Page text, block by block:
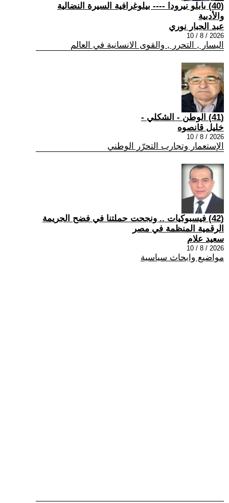
(40) بابلو نيرودا ---- بيلوغرافية السيرة النضالية
والأدبية
عبد الجبار نوري
2026 / 8 / 10
اليسار , التحرر , والقوى الانسانية في العالم
(41) الوطن - الشكلي -
خليل قانصوه
2026 / 8 / 10
الإستعمار وتجارب التحرّر الوطني
(42) فيسبوكيات .. ونجحت حملتنا في فضح الجريمة
الرقمية المنظمة في مصر
سعيد علام
2026 / 8 / 10
مواضيع وابحاث سياسية